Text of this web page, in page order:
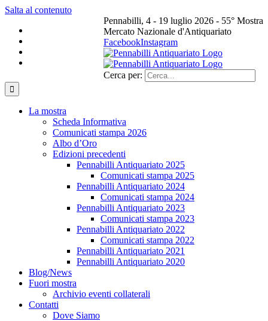
Salta al contenuto
Pennabilli, 4 - 19 luglio 2026 - 55° Mostra
Mercato Nazionale d'Antiquariato
FacebookInstagram
Cerca per:
La mostra
Scheda Informativa
Comunicati stampa 2026
Albo d’Oro
Edizioni precedenti
Pennabilli Antiquariato 2025
Comunicati stampa 2025
Pennabilli Antiquariato 2024
Comunicati stampa 2024
Pennabilli Antiquariato 2023
Comunicati stampa 2023
Pennabilli Antiquariato 2022
Comunicati stampa 2022
Pennabilli Antiquariato 2021
Pennabilli Antiquariato 2020
Blog/News
Fuori mostra
Archivio eventi collaterali
Contatti
Dove Siamo